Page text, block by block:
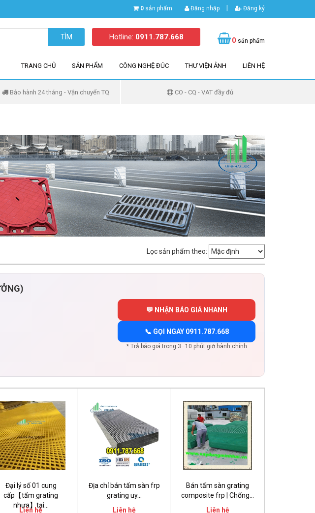
0 sản phẩm Đăng nhập Đăng ký
TÌM Hotline: 0911.787.668 0 sản phẩm
TRANG CHỦ SẢN PHẨM CÔNG NGHỆ ĐÚC THƯ VIỆN ẢNH LIÊN HỆ
Bảo hành 24 tháng - Vận chuyển TQ CO - CQ - VAT đầy đủ
Lọc sản phẩm theo:
💬 NHẬN BÁO GIÁ NHANH
📞 GỌI NGAY 0911.787.668
* Trả báo giá trong 3–10 phút giờ hành chính
Đại lý số 01 cung
cấp【tấm grating
nhựa】tại...
Liên hệ
Địa chỉ bán tấm sàn frp
grating uy...
Liên hệ
Bán tấm sàn grating
composite frp | Chống...
Liên hệ